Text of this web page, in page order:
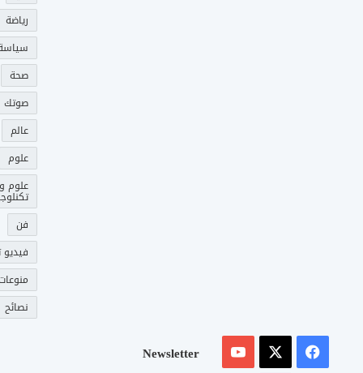
رياضة
صحة
عالم
علوم
علوم و
فن
فيديو
نصائح
فيسبوك
‫YouTube
Newsletter